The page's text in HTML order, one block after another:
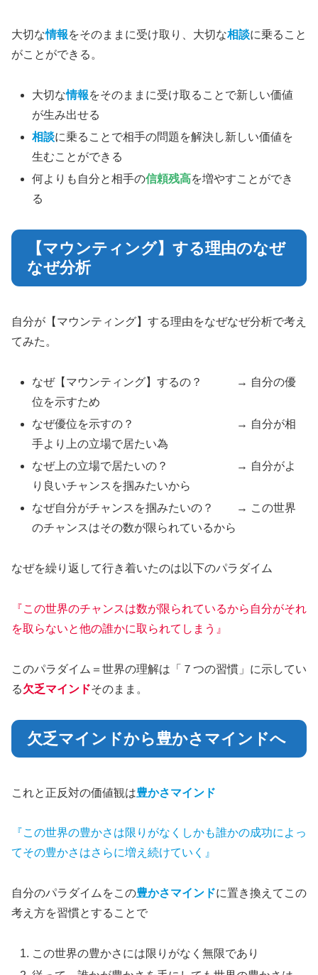
大切な情報をそのままに受け取り、大切な相談に乗ること
がことができる。
大切な情報をそのままに受け取ることで新しい価値
が生み出せる
相談に乗ることで相手の問題を解決し新しい価値を
生むことができる
何よりも自分と相手の信頼残高を増やすことができ
る
【マウンティング】する理由のなぜ
なぜ分析
自分が【マウンティング】する理由をなぜなぜ分析で考え
てみた。
なぜ【マウンティング】するの？ → 自分の優
位を示すため
なぜ優位を示すの？ → 自分が相
手より上の立場で居たい為
なぜ上の立場で居たいの？ → 自分がよ
り良いチャンスを掴みたいから
なぜ自分がチャンスを掴みたいの？ → この世界
のチャンスはその数が限られているから
なぜを繰り返して行き着いたのは以下のパラダイム
『この世界のチャンスは数が限られているから自分がそれ
を取らないと他の誰かに取られてしまう』
このパラダイム＝世界の理解は「７つの習慣」に示してい
る欠乏マインドそのまま。
欠乏マインドから豊かさマインドへ
これと正反対の価値観は豊かさマインド
『この世界の豊かさは限りがなくしかも誰かの成功によっ
てその豊かさはさらに増え続けていく』
自分のパラダイムをこの豊かさマインドに置き換えてこの
考え方を習慣とすることで
この世界の豊かさには限りがなく無限であり